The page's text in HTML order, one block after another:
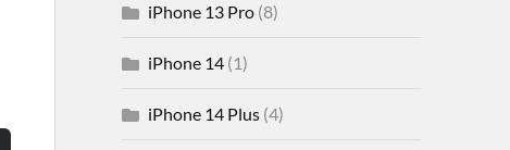
iPhone 13 Pro(8)
iPhone 14(1)
iPhone 14 Plus(4)